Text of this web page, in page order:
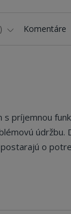
Komentáre
príjemnou
údržbu.
o